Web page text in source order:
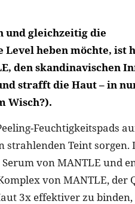
und gleichzeitig die
heben möchte, ist
den skandinavischen
strafft die Haut – in
Wisch?).
Feuchtigkeitspads
Teint sorgen.
von MANTLE und
von MANTLE, der
3x effektiver zu binden,